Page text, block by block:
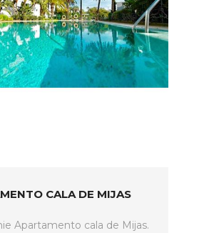
CALA DE MIJAS
Apartamento cala de Mijas.